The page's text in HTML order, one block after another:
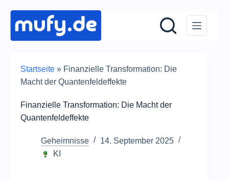
Inhalt
springen
Startseite » Finanzielle Transformation: Die
Macht der Quantenfeldeffekte
Finanzielle Transformation: Die Macht der
Quantenfeldeffekte
Geheimnisse
14. September 2025
KI